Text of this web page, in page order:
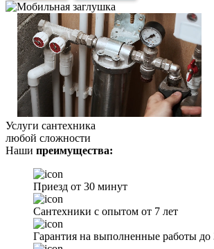
Услуги сантехника
любой сложности
Наши преимущества:
Приезд от 30 минут
Сантехники с опытом от 7 лет
Гарантия на выполненные работы до